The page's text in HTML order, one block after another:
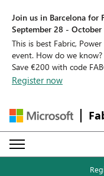
Join us in Barcelona for
September 28 - October
This is best Fabric,
event. How do we
Save €200 with code
Register now